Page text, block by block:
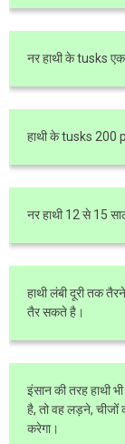
नर हाथी के tusks
हाथी के tusks 200
नर हाथी 12 से 15
हाथी लंबी दूरी तक
तैर सकते है।
इंसान की तरह हाथी
है, तो वह लड़ने, चीजों
करेगा।